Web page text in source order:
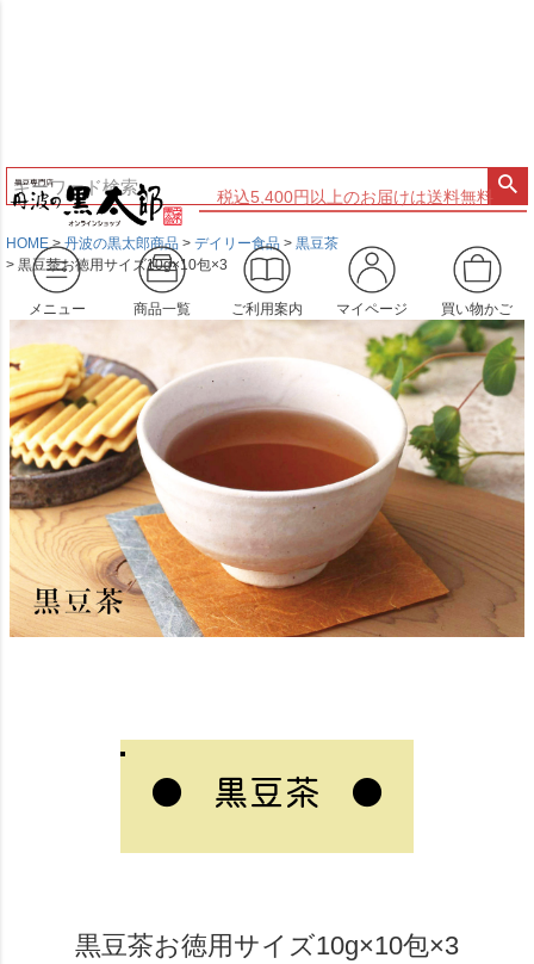
税込5,400円以上のお届けは送料無料
メニュー 商品一覧 ご利用案内 マイページ 買い物かご
HOME 丹波の黒太郎商品 デイリー食品
黒豆茶
黒豆茶お徳用サイズ10g×10包×3
● 黒豆茶 ●
黒豆茶お徳用サイズ10g×10包×3